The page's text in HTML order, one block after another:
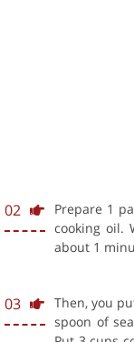
02
Prepare 1
cooking oil.
about 1
03
Then, you
spoon of